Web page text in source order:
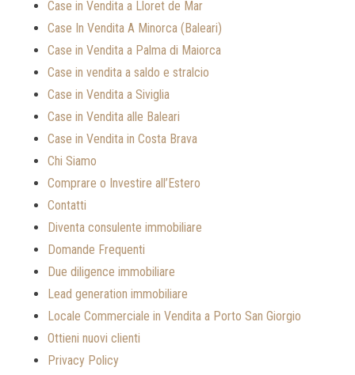
Case in Vendita a Lloret de Mar
Case In Vendita A Minorca (Baleari)
Case in Vendita a Palma di Maiorca
Case in vendita a saldo e stralcio
Case in Vendita a Siviglia
Case in Vendita alle Baleari
Case in Vendita in Costa Brava
Chi Siamo
Comprare o Investire all’Estero
Contatti
Diventa consulente immobiliare
Domande Frequenti
Due diligence immobiliare
Lead generation immobiliare
Locale Commerciale in Vendita a Porto San Giorgio
Ottieni nuovi clienti
Privacy Policy